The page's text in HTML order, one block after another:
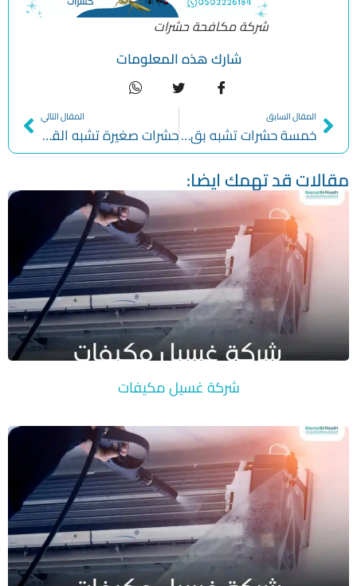
شركة مكافحة حشرات
شارك هذه المعلومات
المقال السابق
خمسة حشرات تشبه بق الفراش
المقال التالي
حشرات صغيرة تشبه القمل وطرق القضاء عليها
مقالات قد تهمك ايضا:
شركة غسيل مكيفات